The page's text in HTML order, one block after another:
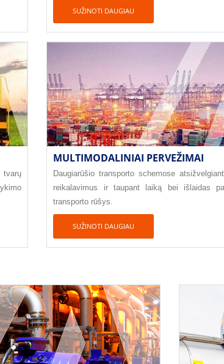
SUŽINOTI DAUGIAU
tvarų
MULTIMODALINIAI PERVEŽIMAI
Daugiarūšio transporto schemose
reikalavimus ir taupant laiką bei išlaidas
transporto rūšys.
SUŽINOTI DAUGIAU